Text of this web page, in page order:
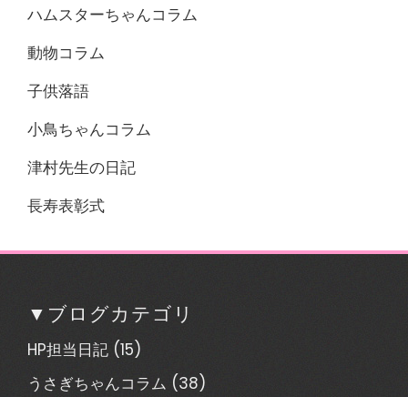
ハムスターちゃんコラム
動物コラム
子供落語
小鳥ちゃんコラム
津村先生の日記
長寿表彰式
▼ブログカテゴリ
HP担当日記 (15)
うさぎちゃんコラム (38)